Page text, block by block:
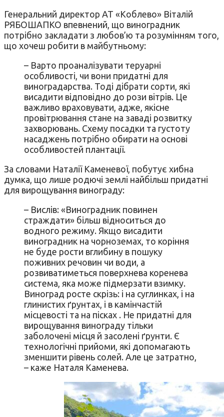
Генеральний директор АТ «Коблево» Віталій
РЯБОШАПКО впевнений, що виноградник
потрібно закладати з любов’ю та розумінням того,
що хочеш робити в майбутньому:
– Варто проаналізувати теруарні
особливості, чи вони придатні для
виноградарства. Тоді дібрати сорти, які
висадити відповідно до рози вітрів. Це
важливо враховувати, адже, якісне
провітрювання стане на заваді розвитку
захворювань. Схему посадки та густоту
насаджень потрібно обирати на основі
особливостей плантації.
За словами Наталії Каменевої, побутує хибна
думка, що лише родючі землі найбільш придатні
для вирощування винограду:
– Вислів: «Виноградник повинен
страждати» більш відноситься до
водного режиму. Якщо висадити
виноградник на чорноземах, то коріння
не буде рости вглибину в пошуку
поживних речовин чи води, а
розвиватиметься поверхнева коренева
система, яка може підмерзати взимку.
Виноград росте скрізь: і на суглинках, і на
глинистих ґрунтах, і в камінчастій
місцевості та на пісках . Не придатні для
вирощування винограду тільки
заболочені місця й засолені ґрунти. Є
технологічні прийоми, які допомагають
зменшити рівень солей. Але це затратно,
– каже Наталя Каменева.